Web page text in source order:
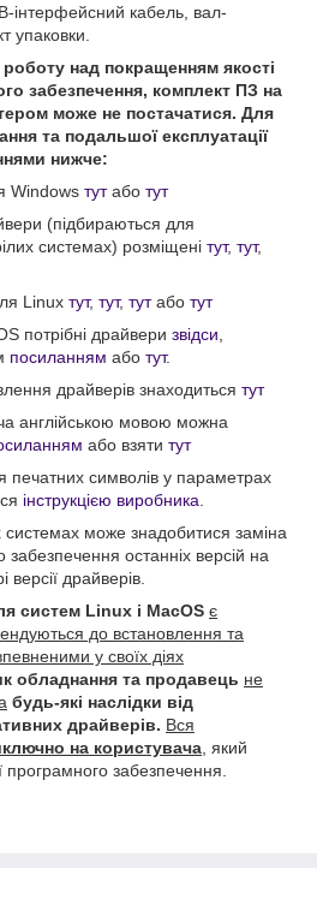
інтерфейсний кабель, вал-
упаковки.
над покращенням якості
забезпечення, комплект ПЗ на
може не постачатися. Для
та подальшої експлуатації
нижче:
Windows тутабо тут
(підбираються для
системах) розміщені тут, тут,
Linux тут, тут, тутабо тут
потрібні драйвери звідси
посиланням або тут.
драйверів знаходиться тут
англійською мовою можна
або взяти тут
печатних символів у параметрах
інструкцією виробника
системах може знадобитися заміна
забезпечення останніх версій на
версії драйверів.
систем Linux і MacOS є
до встановлення та
у своїх діях
обладнання та продавець не
будь-які наслідки від
драйверів. Вся
на користувача , який
програмного забезпечення.